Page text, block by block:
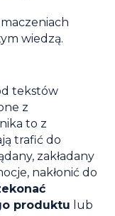
wiedzą.
tekstów
z
to z
trafić do
zakładany
nakłonić do
produktu lub